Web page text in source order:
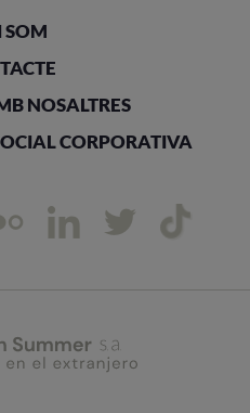
SOM
NOSALTRES
CORPORATIVA